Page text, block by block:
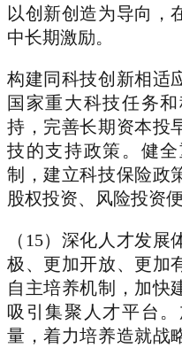
以创新创造为导向，
中长期激励。
构建同科技创新相适
国家重大科技任务
持，完善长期资本投
技的支持政策。健
制，建立科技保险政
股权投资、风险投资便
（15）深化人才发
极、更加开放、更加
自主培养机制，加快
吸引集聚人才平台
量，着力培养造就战